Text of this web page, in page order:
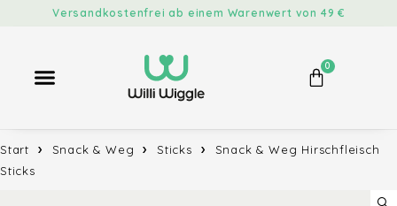
Versandkostenfrei ab einem Warenwert von 49 €
0
Start Snack & Weg Sticks
Snack & Weg Hirschfleisch
Sticks